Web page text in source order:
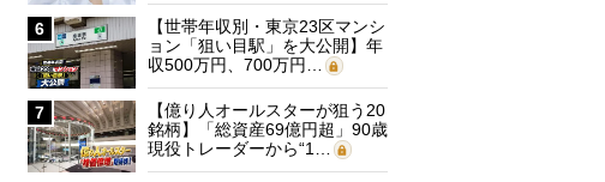
6
【世帯年収別・東京23区マンシ
ョン「狙い目駅」を大公開】年
収500万円、700万円…
7
【億り人オールスターが狙う20
銘柄】「総資産69億円超」90歳
現役トレーダーから“1…